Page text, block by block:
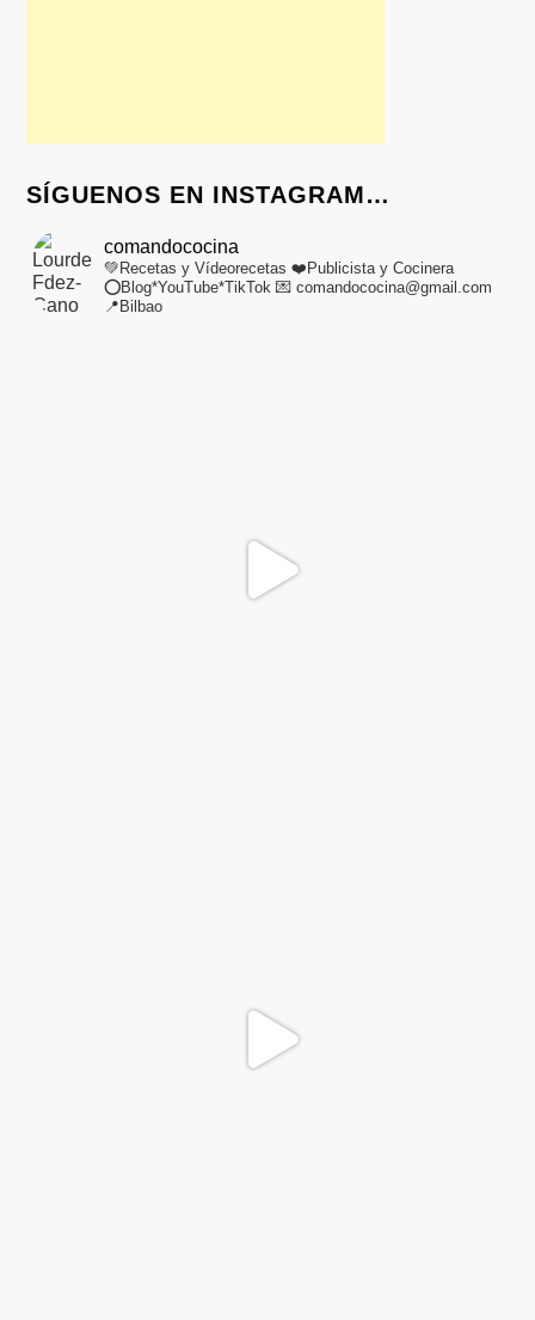
SÍGUENOS EN INSTAGRAM…
comandococina
💚Recetas y Vídeorecetas ❤️Publicista y Cocinera
⭕Blog*YouTube*TikTok 💌 comandococina@gmail.com
📍Bilbao